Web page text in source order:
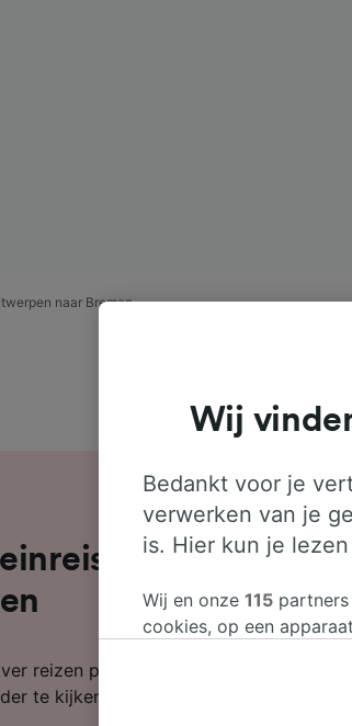
naar Bremen
van
reizen per trein van Antwerpen naar
te kijken.
Wij
Bedankt voor je
verwerken van je
is. Hier kun je
Wij en onze 115
cookies, op een
wijzigen door hieronder
bezwaar te maken in